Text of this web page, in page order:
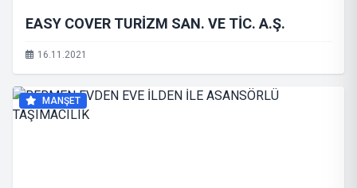
EASY COVER TURİZM SAN. VE TİC. A.Ş.
16.11.2021
MANŞET